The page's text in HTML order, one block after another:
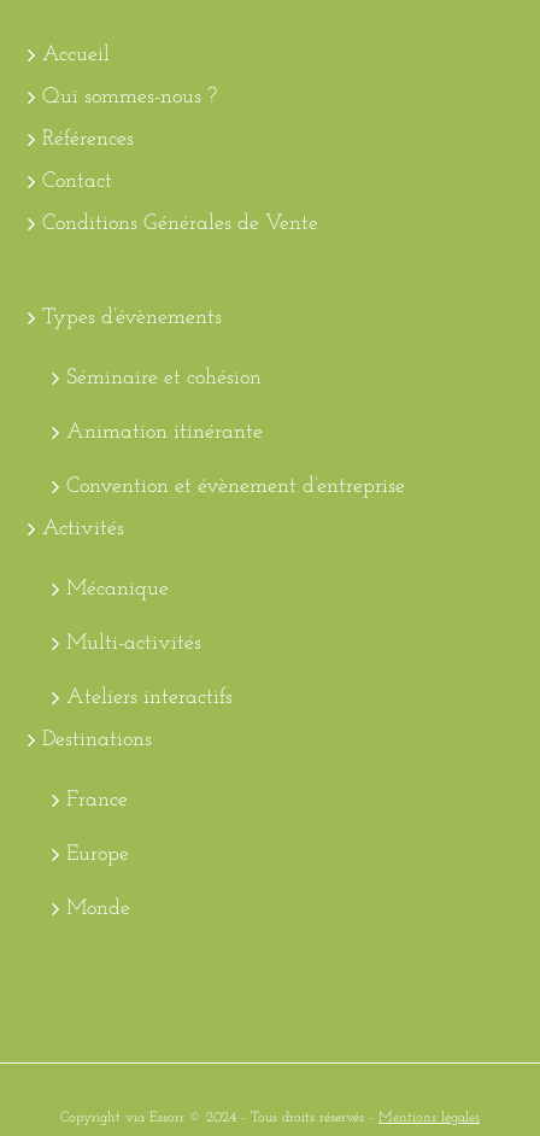
Accueil
Qui sommes-nous ?
Références
Contact
Conditions Générales de Vente
Types d’évènements
Séminaire et cohésion
Animation itinérante
Convention et évènement d’entreprise
Activités
Mécanique
Multi-activités
Ateliers interactifs
Destinations
France
Europe
Monde
Copyright via Essorr © 2024 - Tous droits réservés - Mentions légales